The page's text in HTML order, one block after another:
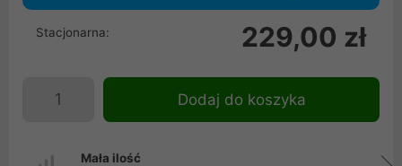
Stacjonarna: 229,00 zł
Dodaj do koszyka
Mała ilość